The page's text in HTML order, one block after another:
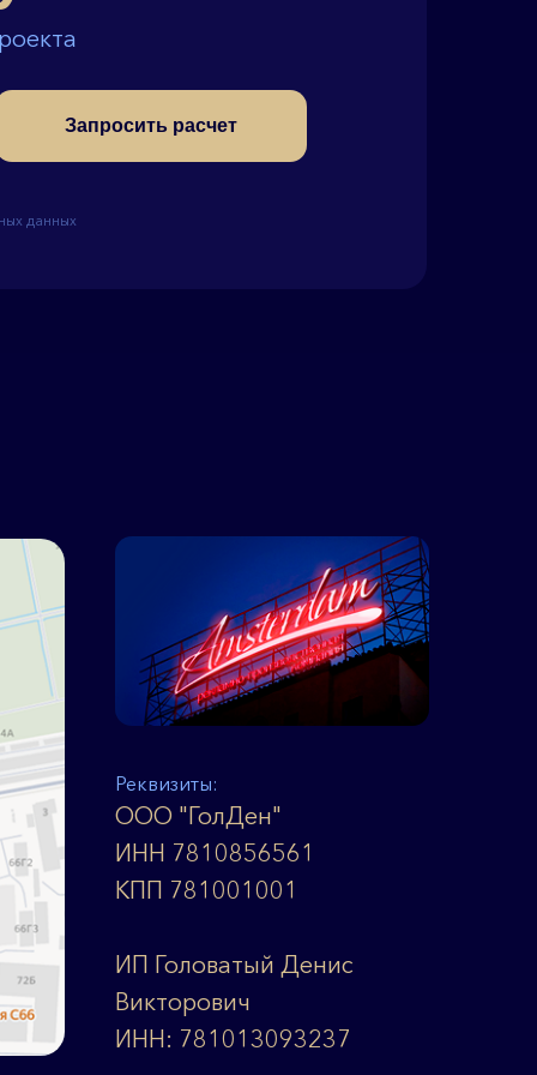
данных
Запросить расчет
Реквизиты:
ООО "ГолДен"
ИНН 7810856561
КПП 781001001
ИП Головатый Денис
Викторович
ИНН: 781013093237